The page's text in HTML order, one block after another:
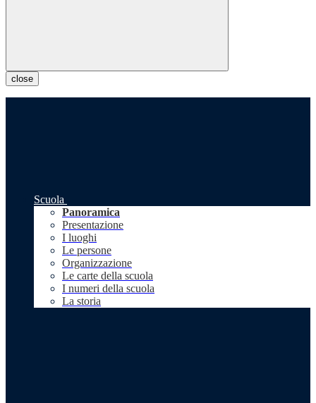
close
Scuola
Panoramica
Presentazione
I luoghi
Le persone
Organizzazione
Le carte della scuola
I numeri della scuola
La storia